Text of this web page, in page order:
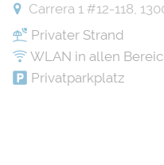
Carrera 1 #12-118,
Privater Strand
WLAN in allen
Privatparkplatz